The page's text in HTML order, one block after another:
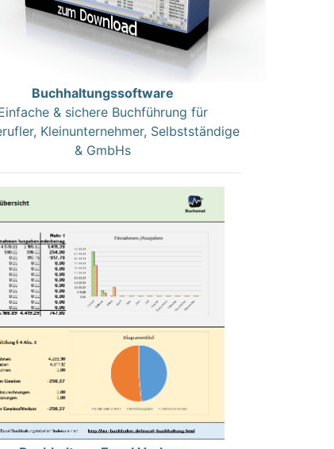
Buchhaltungssoftware
& sichere Buchführung für
Kleinunternehmer, Selbstständige
& GmbHs